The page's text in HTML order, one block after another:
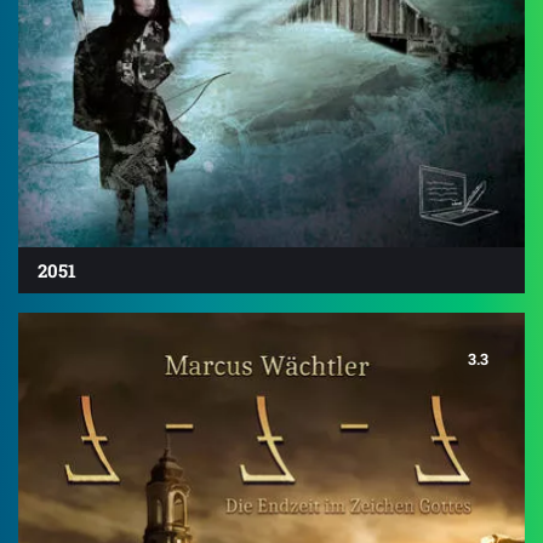
2051
3.3